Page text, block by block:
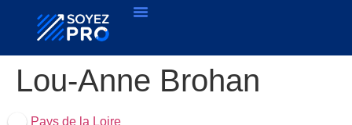
Lou-Anne Brohan
Pays de la Loire